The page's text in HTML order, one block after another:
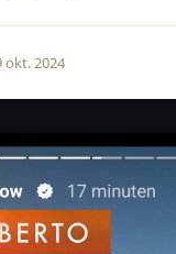
okt. 2024